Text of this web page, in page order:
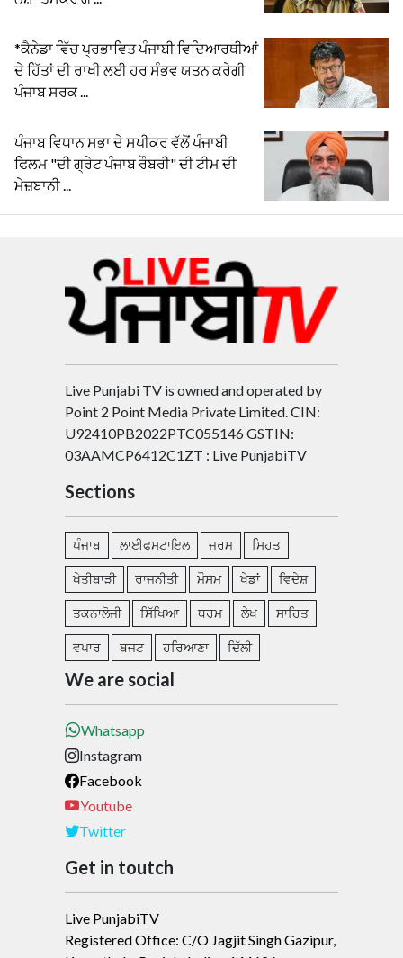
*ਕੈਨੇਡਾ ਵਿੱਚ ਪ੍ਰਭਾਵਿਤ ਪੰਜਾਬੀ ਵਿਦਿਆਰਥੀਆਂ
ਦੇ ਹਿੱਤਾਂ ਦੀ ਰਾਖੀ ਲਈ ਹਰ ਸੰਭਵ ਯਤਨ ਕਰੇਗੀ
ਪੰਜਾਬ ਸਰਕ ...
ਪੰਜਾਬ ਵਿਧਾਨ ਸਭਾ ਦੇ ਸਪੀਕਰ ਵੱਲੋਂ ਪੰਜਾਬੀ
ਫਿਲਮ "ਦੀ ਗ੍ਰੇਟ ਪੰਜਾਬ ਰੌਬਰੀ" ਦੀ ਟੀਮ ਦੀ
ਮੇਜ਼ਬਾਨੀ ...
Live Punjabi TV is owned and operated by
Point 2 Point Media Private Limited. CIN:
U92410PB2022PTC055146 GSTIN:
03AAMCP6412C1ZT : Live PunjabiTV
Sections
ਪੰਜਾਬ ਲਾਈਫਸਟਾਇਲ ਜੁਰਮ ਸਿਹਤ
ਖੇਤੀਬਾੜੀ ਰਾਜਨੀਤੀ ਮੌਸਮ ਖੇਡਾਂ ਵਿਦੇਸ਼
ਤਕਨਾਲੋਜੀ ਸਿੱਖਿਆ ਧਰਮ ਲੇਖ ਸਾਹਿਤ
ਵਪਾਰ ਬਜਟ ਹਰਿਆਣਾ ਦਿੱਲੀ
We are social
Whatsapp
Instagram
Facebook
Youtube
Twitter
Get in toutch
Live PunjabiTV
Registered Office: C/O Jagjit Singh Gazipur,